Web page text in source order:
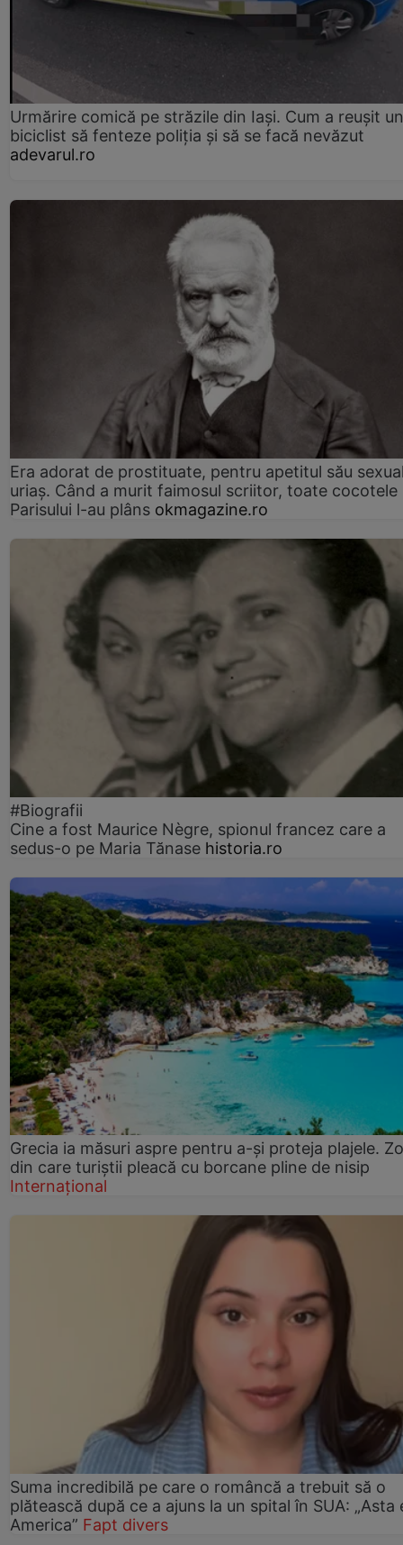
Urmărire comică pe străzile din Iași. Cum a reușit un
biciclist să fenteze poliția și să se facă nevăzut
adevarul.ro
Era adorat de prostituate, pentru apetitul său
uriaș. Când a murit faimosul scriitor, toate cocotele
Parisului l-au plâns okmagazine.ro
#Biografii
Cine a fost Maurice Nègre, spionul francez care a
sedus-o pe Maria Tănase historia.ro
Grecia ia măsuri aspre pentru a-și proteja plajele.
din care turiștii pleacă cu borcane pline de nisip
Internațional
Suma incredibilă pe care o româncă a trebuit să o
plătească după ce a ajuns la un spital în SUA: „Asta
America” Fapt divers